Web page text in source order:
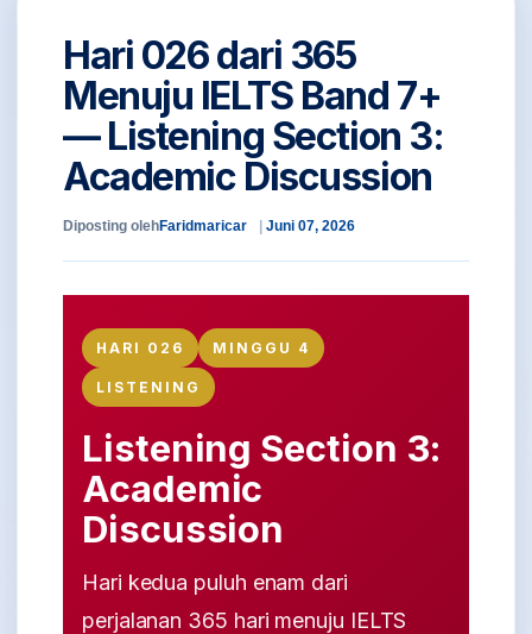
Hari 026 dari 365
Menuju IELTS Band 7+
— Listening Section 3:
Academic Discussion
Diposting olehFaridmaricar Juni 07, 2026
HARI 026 MINGGU 4
LISTENING
Listening Section 3:
Academic
Discussion
Hari kedua puluh enam dari
perjalanan 365 hari menuju IELTS